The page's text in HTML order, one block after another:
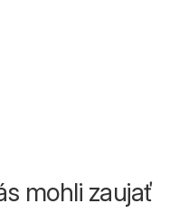
mohli zaujať